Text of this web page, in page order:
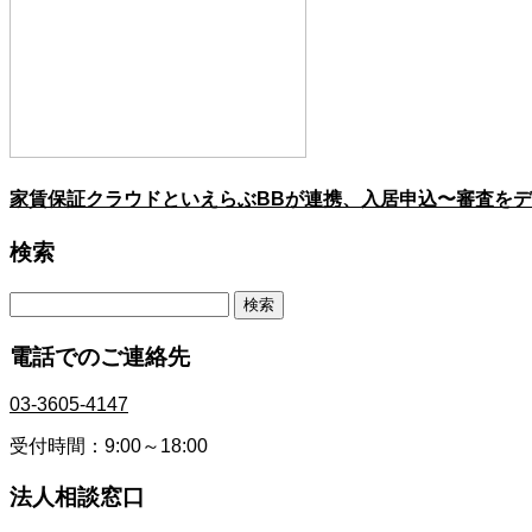
家賃保証クラウドといえらぶBBが連携、入居申込〜審査を
検索
電話でのご連絡先
03-3605-4147
受付時間：9:00～18:00
法人相談窓口